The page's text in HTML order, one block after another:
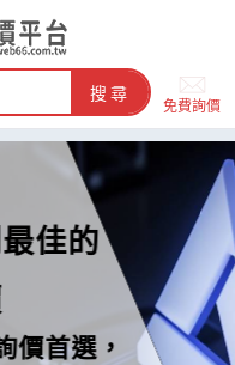
搜尋
免費詢價